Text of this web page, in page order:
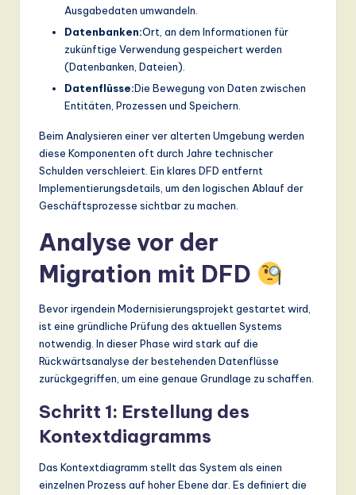
Ausgabedaten umwandeln.
Datenbanken:Ort, an dem Informationen für
zukünftige Verwendung gespeichert werden
(Datenbanken, Dateien).
Datenflüsse:Die Bewegung von Daten zwischen
Entitäten, Prozessen und Speichern.
Beim Analysieren einer ver alterten Umgebung werden
diese Komponenten oft durch Jahre technischer
Schulden verschleiert. Ein klares DFD entfernt
Implementierungsdetails, um den logischen Ablauf der
Geschäftsprozesse sichtbar zu machen.
Analyse vor der
Migration mit DFD
Bevor irgendein Modernisierungsprojekt gestartet wird,
ist eine gründliche Prüfung des aktuellen Systems
notwendig. In dieser Phase wird stark auf die
Rückwärtsanalyse der bestehenden Datenflüsse
zurückgegriffen, um eine genaue Grundlage zu schaffen.
Schritt 1: Erstellung des
Kontextdiagramms
Das Kontextdiagramm stellt das System als einen
einzelnen Prozess auf hoher Ebene dar. Es definiert die